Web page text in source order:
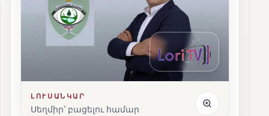
ԼՈՒՍԱՆԿԱՐ
Սեղմիր՝ բացելու համար